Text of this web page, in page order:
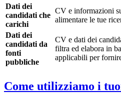
Dati dei
candidati che
carichi
CV e informazioni
alimentare le tue
Dati dei
candidati da
fonti
pubbliche
CV e dati dei
filtra ed elabora in
applicabili per
Come utilizziamo i